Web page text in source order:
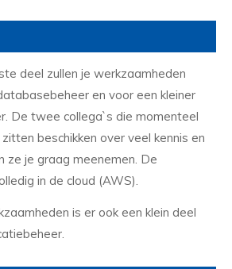
deel zullen je werkzaamheden
en voor een kleiner
De twee collega`s die momenteel
beschikken over veel kennis en
ze je graag meenemen. De
in de cloud (AWS).
is er ook een klein deel